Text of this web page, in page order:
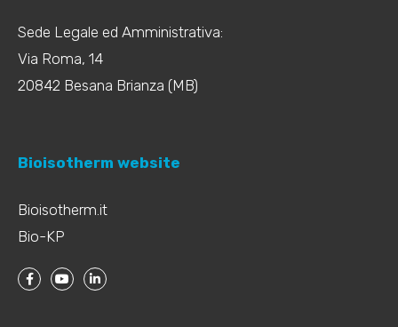
Sede Legale ed Amministrativa:
Via Roma, 14
20842 Besana Brianza (MB)
Bioisotherm website
Bioisotherm.it
Bio-KP